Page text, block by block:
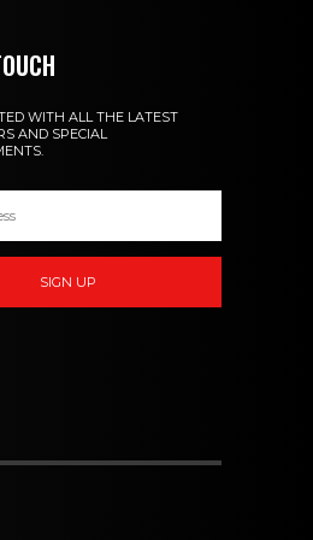
WITH ALL THE LATEST
AND SPECIAL
SIGN UP